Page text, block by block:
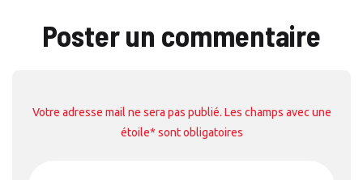
Poster un commentaire
Votre adresse mail ne sera pas publié. Les champs avec une
étoile* sont obligatoires